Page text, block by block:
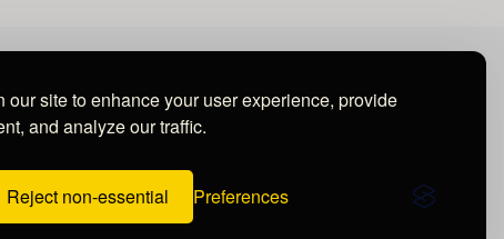
our site to enhance your user experience, provide
and analyze our traffic.
Reject non-essential Preferences